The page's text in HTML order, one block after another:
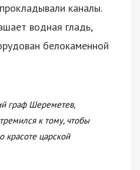
каналы.
водная гладь,
белокаменной
граф Шереметев,
к тому, чтобы
красоте царской